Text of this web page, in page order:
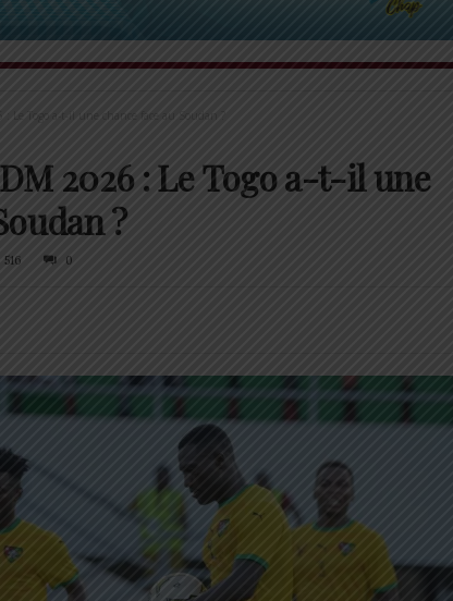
Le Togo a-t-il une chance face au Soudan ?
2026 : Le Togo a-t-il une
?
516 0